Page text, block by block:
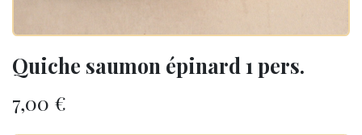
Quiche saumon épinard 1 pers.
7,00 €